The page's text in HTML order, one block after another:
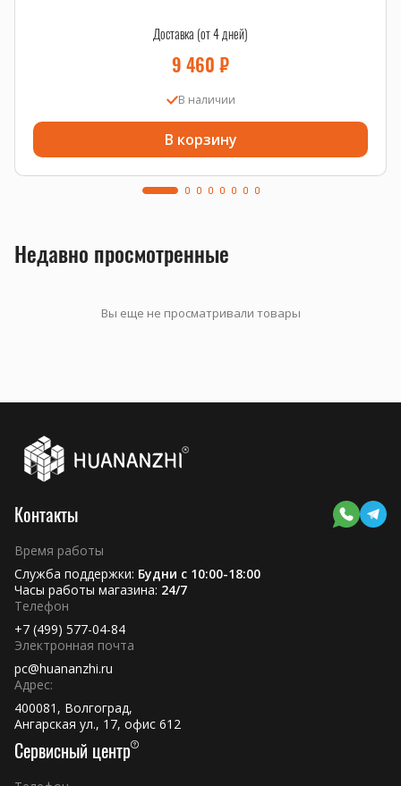
Доставка (от 4 дней)
9 460 ₽
В наличии
В корзину
Недавно просмотренные
Вы еще не просматривали товары
Контакты
Время работы
Служба поддержки: Будни с 10:00-18:00
Часы работы магазина: 24/7
Телефон
+7 (499) 577-04-84
Электронная почта
pc@huananzhi.ru
Адрес:
400081, Волгоград,
Ангарская ул., 17, офис 612
Сервисный центр